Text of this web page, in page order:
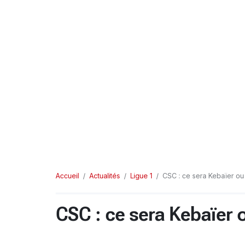
Accueil Actualités Ligue 1 CSC : ce sera Kebaïer
CSC : ce sera Kebaïer